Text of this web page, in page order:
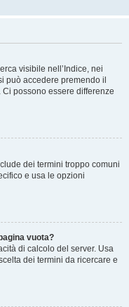
visibile nell’Indice, nei
può accedere premendo il
possono essere differenze
dei termini troppo comuni
e usa le opzioni
vuota?
di calcolo del server. Usa
dei termini da ricercare e